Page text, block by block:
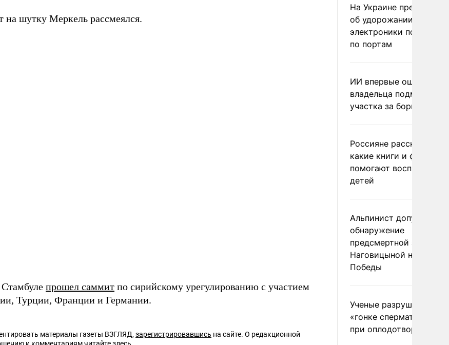
на шутку Меркель рассмеялся.
прошел саммит по сирийскому урегулированию с участием
Турции, Франции и Германии.
материалы газеты ВЗГЛЯД, зарегистрировавшись на сайте. О редакционной
На Украине
об удорожании
электроники после
по портам
ИИ впервые
владельца
участка за борщевик
Россияне рассказали,
какие книги и фильмы
помогают воспитывать
детей
Альпинист допустил
обнаружение
предсмертной записки
Наговицыной на пике
Победы
Ученые разрушили миф
«гонке
при оплодотворении